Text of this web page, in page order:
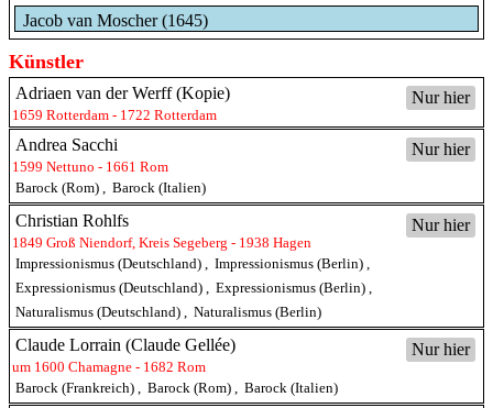
Jacob van Moscher (1645)
Künstler
Nur hier
Adriaen van der Werff (Kopie)
1659 Rotterdam - 1722 Rotterdam
Nur hier
Andrea Sacchi
1599 Nettuno - 1661 Rom
Barock (Rom)
Barock (Italien)
Nur hier
Christian Rohlfs
1849 Groß Niendorf, Kreis Segeberg - 1938 Hagen
Impressionismus (Deutschland)
Impressionismus (Berlin)
Expressionismus (Deutschland)
Expressionismus (Berlin)
Naturalismus (Deutschland)
Naturalismus (Berlin)
Nur hier
Claude Lorrain (Claude Gellée)
um 1600 Chamagne - 1682 Rom
Barock (Frankreich)
Barock (Rom) Barock (Italien)